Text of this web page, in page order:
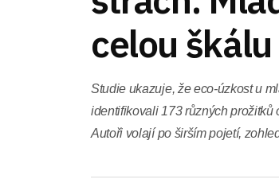
celou
Studie ukazuje, že eco-úzkost u
identifikovali 173 různých prožitků
Autoři volají po širším pojetí,